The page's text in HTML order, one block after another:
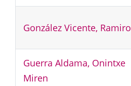
González Vicente, Ramiro
Guerra Aldama, Onintxe
Miren